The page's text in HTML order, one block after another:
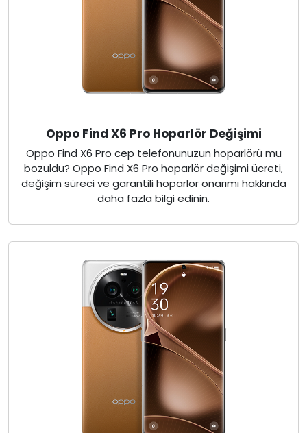
Oppo Find X6 Pro Hoparlör Değişimi
Oppo Find X6 Pro cep telefonunuzun hoparlörü mu
bozuldu? Oppo Find X6 Pro hoparlör değişimi ücreti,
değişim süreci ve garantili hoparlör onarımı hakkında
daha fazla bilgi edinin.